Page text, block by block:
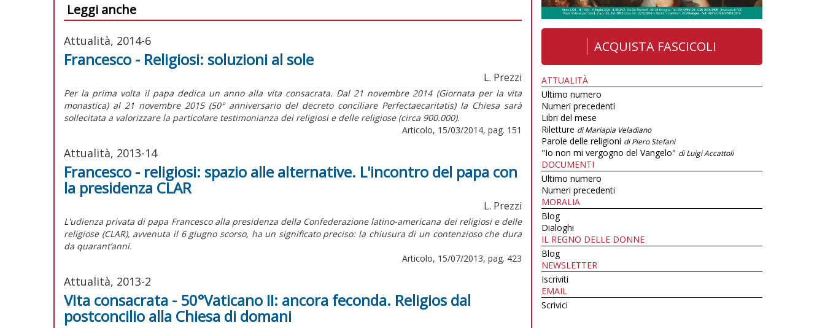
Leggi anche
Attualità, 2014-6
Francesco - Religiosi: soluzioni al sole
L. Prezzi
Per la prima volta il papa dedica un anno alla vita consacrata. Dal 21 novembre 2014 (Giornata per la vita
monastica) al 21 novembre 2015 (50° anniversario del decreto conciliare Perfectaecaritatis) la Chiesa sarà
sollecitata a valorizzare la particolare testimonianza dei religiosi e delle religiose (circa 900.000).
Articolo, 15/03/2014, pag. 151
Attualità, 2013-14
Francesco - religiosi: spazio alle alternative. L'incontro del papa con
la presidenza CLAR
L. Prezzi
L'udienza privata di papa Francesco alla presidenza della Confederazione latino-americana dei religiosi e delle
religiose (CLAR), avvenuta il 6 giugno scorso, ha un significato preciso: la chiusura di un contenzioso che dura
da quarant’anni.
Articolo, 15/07/2013, pag. 423
Attualità, 2013-2
Vita consacrata - 50°Vaticano II: ancora feconda. Religios dal
postconcilio alla Chiesa di domani
ACQUISTA FASCICOLI
ATTUALITÀ
Ultimo numero
Numeri precedenti
Libri del mese
Riletture di Mariapia Veladiano
Parole delle religioni di Piero Stefani
"Io non mi vergogno del Vangelo" di Luigi Accattoli
DOCUMENTI
Ultimo numero
Numeri precedenti
MORALIA
Blog
Dialoghi
IL REGNO DELLE DONNE
Blog
NEWSLETTER
Iscriviti
EMAIL
Scrivici